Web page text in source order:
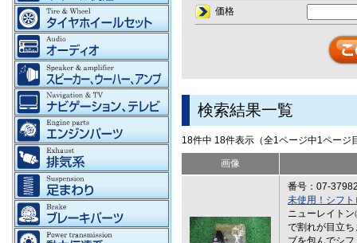
価格
検索結果一覧
18件中 18件表示（全1ページ中1ページ
画像
番号：07-
未使用！シフ
ニューレイト
で割れが目立
ブを包んでシ